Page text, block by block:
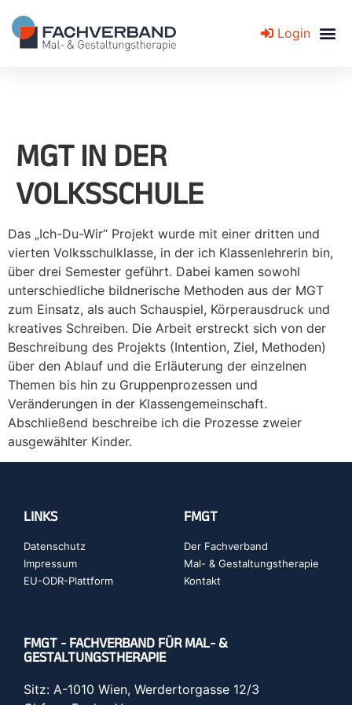
Login
MGT IN DER
VOLKSSCHULE
Das „Ich-Du-Wir“ Projekt wurde mit einer dritten und
vierten Volksschulklasse, in der ich Klassenlehrerin bin,
über drei Semester geführt. Dabei kamen sowohl
unterschiedliche bildnerische Methoden aus der MGT
zum Einsatz, als auch Schauspiel, Körperausdruck und
kreatives Schreiben. Die Arbeit erstreckt sich von der
Beschreibung des Projekts (Intention, Ziel, Methoden)
über den Ablauf und die Erläuterung der einzelnen
Themen bis hin zu Gruppenprozessen und
Veränderungen in der Klassengemeinschaft.
Abschließend beschreibe ich die Prozesse zweier
ausgewählter Kinder.
LINKS
Datenschutz
Impressum
EU-ODR-Plattform
FMGT
Der Fachverband
Mal- & Gestaltungstherapie
Kontakt
FMGT - FACHVERBAND FÜR MAL- &
GESTALTUNGSTHERAPIE
Sitz: A-1010 Wien, Werdertorgasse 12/3